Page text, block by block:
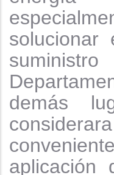
solucionar
demás
aplicación